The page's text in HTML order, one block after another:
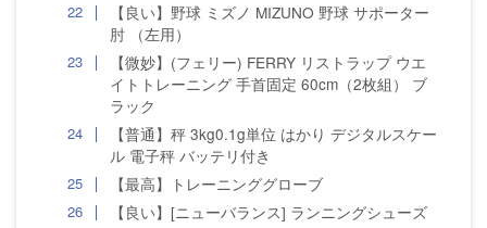
【良い】野球 ミズノ MIZUNO 野球 サポーター
肘 （左用）
【微妙】(フェリー) FERRY リストラップ ウエ
イトトレーニング 手首固定 60cm（2枚組） ブ
ラック
【普通】秤 3kg0.1g単位 はかり デジタルスケー
ル 電子秤 バッテリ付き
【最高】トレーニンググローブ
【良い】[ニューバランス] ランニングシューズ